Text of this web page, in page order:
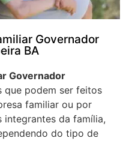
Governador
BA
Governador
que podem ser feitos
familiar ou por
integrantes da família,
do tipo de